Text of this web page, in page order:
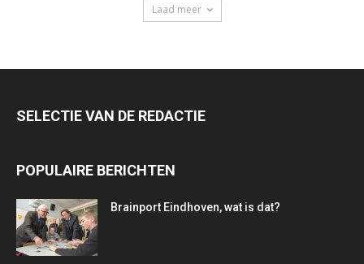
Laad meer
SELECTIE VAN DE REDACTIE
POPULAIRE BERICHTEN
Brainport Eindhoven, wat is dat?